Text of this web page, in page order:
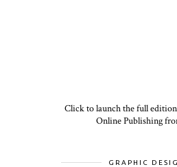
Click to launch the full
Online Publishing
GRAPHIC